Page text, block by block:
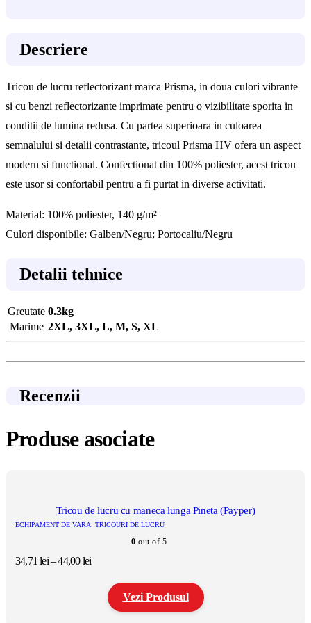
Descriere
Tricou de lucru reflectorizant marca Prisma, in doua culori vibrante
si cu benzi reflectorizante imprimate pentru o vizibilitate sporita in
conditii de lumina redusa. Cu partea superioara in culoarea
semnalului si detalii contrastante, tricoul Prisma HV ofera un aspect
modern si functional. Confectionat din 100% poliester, acest tricou
este usor si confortabil pentru a fi purtat in diverse activitati.
Material: 100% poliester, 140 g/m²
Culori disponibile: Galben/Negru; Portocaliu/Negru
Detalii tehnice
Greutate 0.3kg
Marime 2XL, 3XL, L, M, S, XL
Recenzii
Produse asociate
Tricou de lucru cu maneca lunga Pineta (Payper)
ECHIPAMENT DE VARA, TRICOURI DE LUCRU
0 out of 5
34,71lei–44,00leiInterval
prețuri:
34,71 leiVezi Produsul